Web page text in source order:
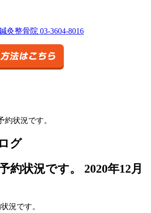
約状況です。
グ
約状況です。
2020年12月